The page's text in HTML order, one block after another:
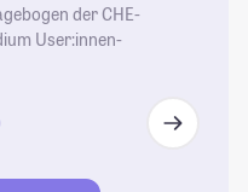
der CHE-
User:innen-